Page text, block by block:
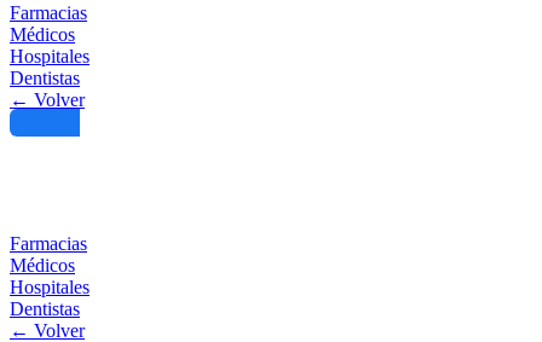
Farmacias
Médicos
Hospitales
Dentistas
← Volver
Farmacias
Médicos
Hospitales
Dentistas
← Volver